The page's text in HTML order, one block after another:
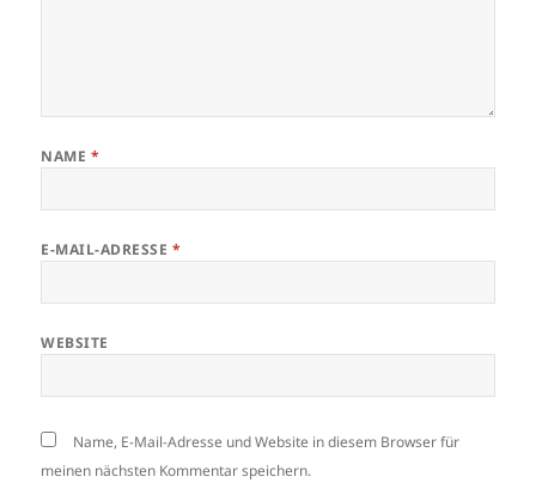
NAME *
E-MAIL-ADRESSE *
WEBSITE
Name, E-Mail-Adresse und Website in diesem Browser für
meinen nächsten Kommentar speichern.